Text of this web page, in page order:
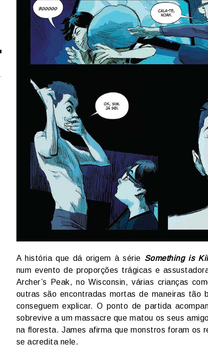
A história que dá origem à série Something is
num evento de proporções trágicas e
Archer’s Peak, no Wisconsin, várias crianças
outras são encontradas mortas de maneiras tão
conseguem explicar. O ponto de partida
sobrevive a um massacre que matou os seus
na floresta. James afirma que monstros foram os
se acredita nele.